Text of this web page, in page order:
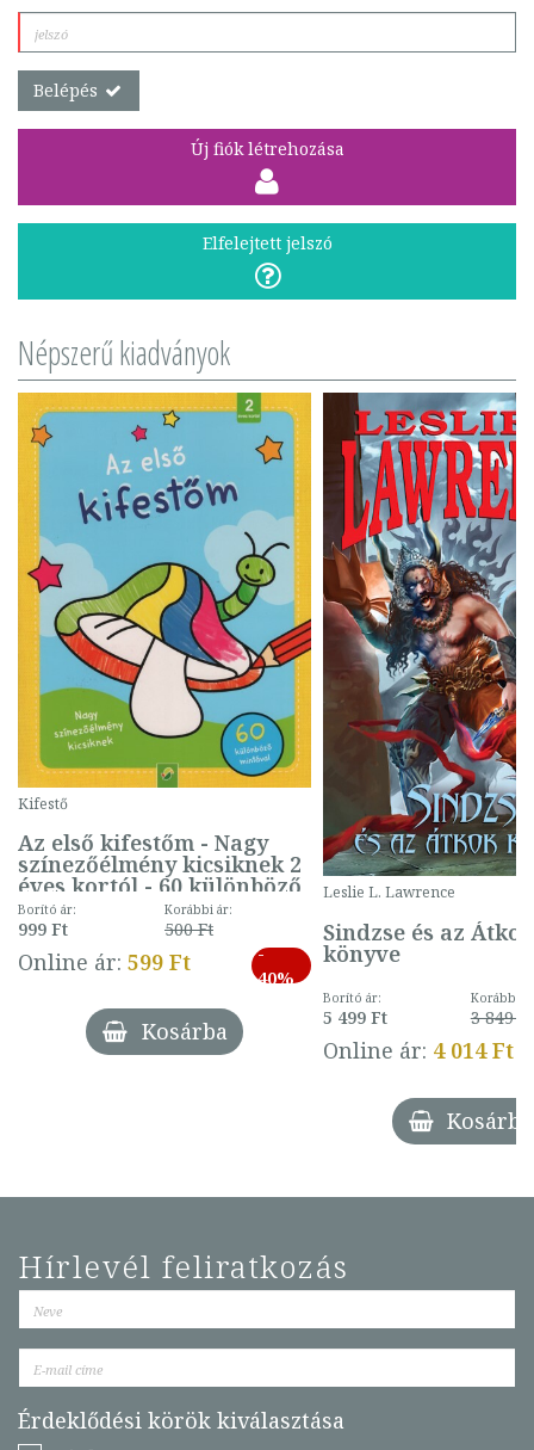
Belépés
Új fiók létrehozása
Elfelejtett jelszó
Népszerű kiadványok
Kifestő
Az első kifestőm - Nagy
színezőélmény kicsiknek 2
éves kortól - 60 különböző
mintával (gombás)
Borító ár:
999 Ft
Korábbi ár:
500 Ft
Online ár: 599 Ft
-
40%
Kosárba
Leslie L. Lawrence
Sindzse és az Átkok
könyve
Borító ár:
5 499 Ft
Korábbi
3 849 Ft
Online ár: 4 014 Ft
Kosárba
Hírlevél feliratkozás
Érdeklődési körök kiválasztása